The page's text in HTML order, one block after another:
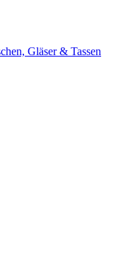
Gläser & Tassen